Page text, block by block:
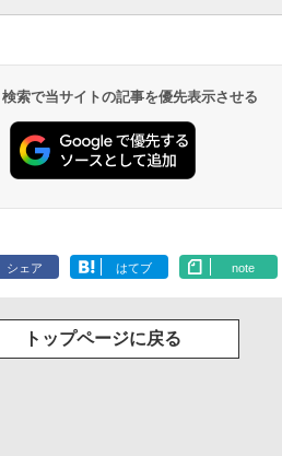
索で当サイトの記事を優先表示させる
シェア はてブ note
トップページに戻る